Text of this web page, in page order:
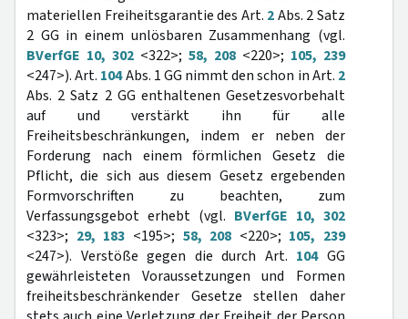
materiellen Freiheitsgarantie des Art. 2Abs. 2 Satz
2 GG in einem unlösbaren Zusammenhang (vgl.
BVerfGE 10, 302 <322>; 58, 208 <220>; 105, 239
<247>). Art. 104Abs. 1 GG nimmt den schon in Art. 2
Abs. 2 Satz 2 GG enthaltenen Gesetzesvorbehalt
auf und verstärkt ihn für alle
Freiheitsbeschränkungen, indem er neben der
Forderung nach einem förmlichen Gesetz die
Pflicht, die sich aus diesem Gesetz ergebenden
Formvorschriften zu beachten, zum
Verfassungsgebot erhebt (vgl. BVerfGE 10, 302
<323>; 29, 183 <195>; 58, 208 <220>; 105, 239
<247>). Verstöße gegen die durch Art. 104GG
gewährleisteten Voraussetzungen und Formen
freiheitsbeschränkender Gesetze stellen daher